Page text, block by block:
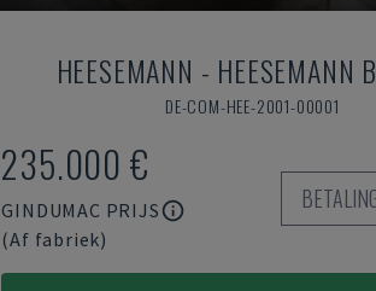
HEESEMANN - HEESEMANN
DE-COM-HEE-2001-00001
235.000 €
GINDUMAC PRIJS
(Af fabriek)